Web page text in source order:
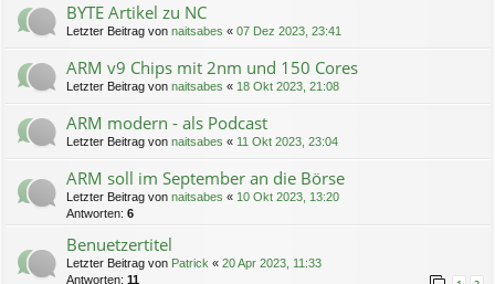
BYTE Artikel zu NC
Letzter Beitrag von naitsabes « 07 Dez 2023, 23:41
ARM v9 Chips mit 2nm und 150 Cores
Letzter Beitrag von naitsabes « 18 Okt 2023, 21:08
ARM modern - als Podcast
Letzter Beitrag von naitsabes « 11 Okt 2023, 23:04
ARM soll im September an die Börse
Letzter Beitrag von naitsabes « 10 Okt 2023, 13:20
Antworten: 6
Benuetzertitel
Letzter Beitrag von Patrick « 20 Apr 2023, 11:33
Antworten: 11